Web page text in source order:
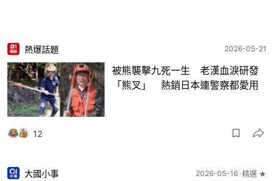
熱爆話題 2026-05-21
被熊襲擊九死一生 老漢血淚研發
「熊叉」 熱銷日本連警察都愛用
12
大國小事 2026-05-16 精選 ★